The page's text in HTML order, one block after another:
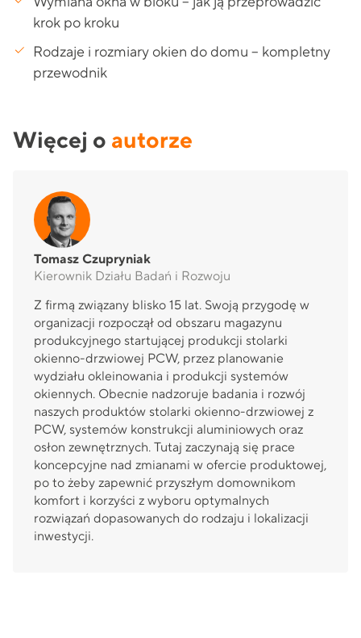
krok po kroku
Rodzaje i rozmiary okien do domu – kompletny
przewodnik
Więcej o autorze
Tomasz Czupryniak
Kierownik Działu Badań i Rozwoju
Z firmą związany blisko 15 lat. Swoją przygodę w
organizacji rozpoczął od obszaru magazynu
produkcyjnego startującej produkcji stolarki
okienno-drzwiowej PCW, przez planowanie
wydziału okleinowania i produkcji systemów
okiennych. Obecnie nadzoruje badania i rozwój
naszych produktów stolarki okienno-drzwiowej z
PCW, systemów konstrukcji aluminiowych oraz
osłon zewnętrznych. Tutaj zaczynają się prace
koncepcyjne nad zmianami w ofercie produktowej,
po to żeby zapewnić przyszłym domownikom
komfort i korzyści z wyboru optymalnych
rozwiązań dopasowanych do rodzaju i lokalizacji
inwestycji.